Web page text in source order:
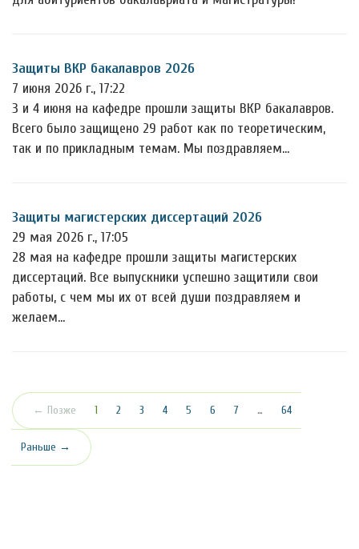
Защиты ВКР бакалавров 2026
7 июня 2026 г., 17:22
3 и 4 июня на кафедре прошли защиты ВКР бакалавров.
Всего было защищено 29 работ как по теоретическим,
так и по прикладным темам. Мы поздравляем…
Защиты магистерских диссертаций 2026
29 мая 2026 г., 17:05
28 мая на кафедре прошли защиты магистерских
диссертаций. Все выпускники успешно защитили свои
работы, с чем мы их от всей души поздравляем и
желаем…
← Позже 1 (текущая)
2 3 4 5 6 7 … 64
Раньше →